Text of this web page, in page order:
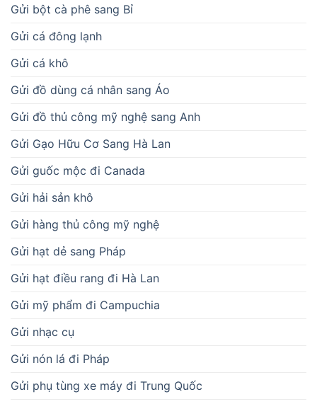
Gửi bột cà phê sang Bỉ
Gửi cá đông lạnh
Gửi cá khô
Gửi đồ dùng cá nhân sang Áo
Gửi đồ thủ công mỹ nghệ sang Anh
Gửi Gạo Hữu Cơ Sang Hà Lan
Gửi guốc mộc đi Canada
Gửi hải sản khô
Gửi hàng thủ công mỹ nghệ
Gửi hạt dẻ sang Pháp
Gửi hạt điều rang đi Hà Lan
Gửi mỹ phẩm đi Campuchia
Gửi nhạc cụ
Gửi nón lá đi Pháp
Gửi phụ tùng xe máy đi Trung Quốc